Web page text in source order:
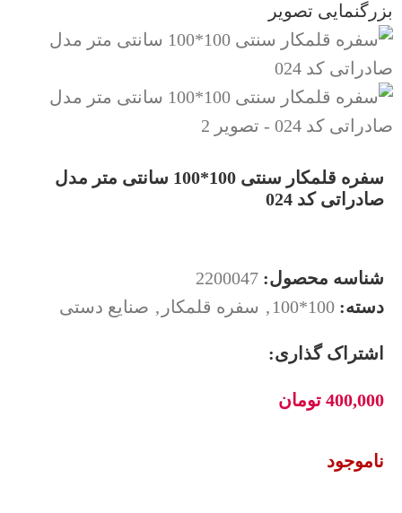
بزرگنمایی تصویر
سفره قلمکار سنتی 100*100 سانتی متر مدل
صادراتی کد 024
شناسه محصول: 2200047
دسته: 100*100
, سفره قلمکار , صنایع دستی
اشتراک گذاری:
400,000 تومان
ناموجود